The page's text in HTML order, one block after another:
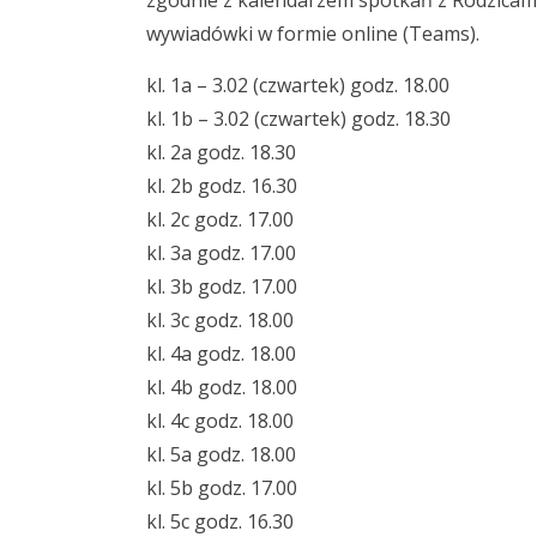
wywiadówki w formie online (Teams).
kl. 1a – 3.02 (czwartek) godz. 18.00
kl. 1b – 3.02 (czwartek) godz. 18.30
kl. 2a godz. 18.30
kl. 2b godz. 16.30
kl. 2c godz. 17.00
kl. 3a godz. 17.00
kl. 3b godz. 17.00
kl. 3c godz. 18.00
kl. 4a godz. 18.00
kl. 4b godz. 18.00
kl. 4c godz. 18.00
kl. 5a godz. 18.00
kl. 5b godz. 17.00
kl. 5c godz. 16.30